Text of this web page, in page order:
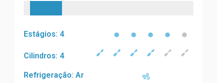
Estágios: 4
Cilindros: 4
Refrigeração: Ar